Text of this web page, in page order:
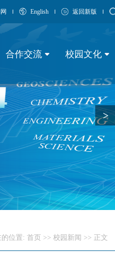
English 返回新版
合作交流 校园文化
>
位置: 首页 >> 校园新闻 >> 正文